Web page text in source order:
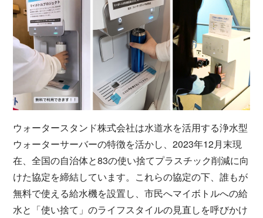
ウォータースタンド株式会社は水道水を活用する浄水型
ウォーターサーバーの特徴を活かし、2023年12月末現
在、全国の自治体と83の使い捨てプラスチック削減に向
けた協定を締結しています。これらの協定の下、誰もが
無料で使える給水機を設置し、市民へマイボトルへの給
水と「使い捨て」のライフスタイルの見直しを呼びかけ